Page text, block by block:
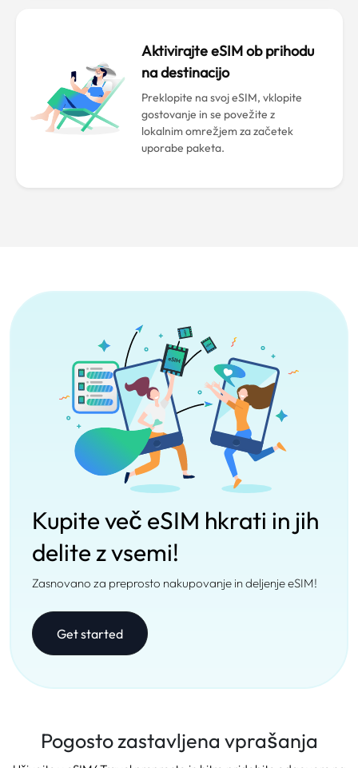
Aktivirajte eSIM ob prihodu
na destinacijo
Preklopite na svoj eSIM, vklopite
gostovanje in se povežite z
lokalnim omrežjem za začetek
uporabe paketa.
Kupite več eSIM hkrati in jih
delite z vsemi!
Zasnovano za preprosto nakupovanje in deljenje eSIM!
Get started
Pogosto zastavljena vprašanja